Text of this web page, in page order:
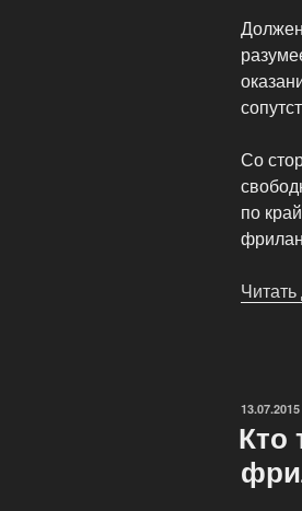
Со
по
13.07.2015
Кто